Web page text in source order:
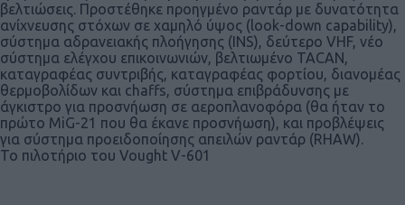
βελτιώσεις. Προστέθηκε προηγμένο ραντάρ με δυνατότητα
ανίχνευσης στόχων σε χαμηλό ύψος (look-down capability),
σύστημα αδρανειακής πλοήγησης (INS), δεύτερο VHF, νέο
σύστημα ελέγχου επικοινωνιών, βελτιωμένο TACAN,
καταγραφέας συντριβής, καταγραφέας φορτίου, διανομέας
θερμοβολίδων και chaffs, σύστημα επιβράδυνσης με
άγκιστρο για προσνήωση σε αεροπλανοφόρα (θα ήταν το
πρώτο MiG-21 που θα έκανε προσνήωση), και προβλέψεις
για σύστημα προειδοποίησης απειλών ραντάρ (RHAW).
To πιλοτήριο του Vought V-601